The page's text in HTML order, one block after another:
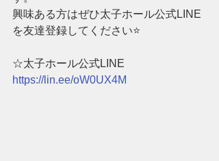
興味ある方はぜひ太子ホール公式LINE
を友達登録してください⭐️
☆太子ホール公式LINE
https://lin.ee/oW0UX4M